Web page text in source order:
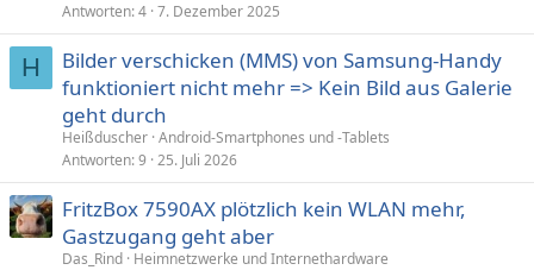
Antworten 4 7. Dezember 2025
H
Bilder verschicken (MMS) von Samsung-Handy
funktioniert nicht mehr => Kein Bild aus Galerie
geht durch
Heißduscher Android-Smartphones und -Tablets
Antworten 9 25. Juli 2026
FritzBox 7590AX plötzlich kein WLAN mehr,
Gastzugang geht aber
Das_Rind Heimnetzwerke und Internethardware